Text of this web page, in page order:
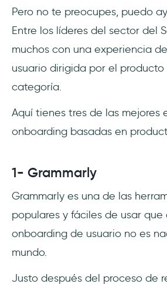
Pero no te preocupes, puedo
Entre los líderes del sector del
muchos con una experiencia
usuario dirigida por el
categoría.
Aquí tienes tres de las mejores
onboarding basadas en
1- Grammarly
Grammarly es una de las
populares y fáciles de usar que
onboarding de usuario no es
mundo.
Justo después del proceso de